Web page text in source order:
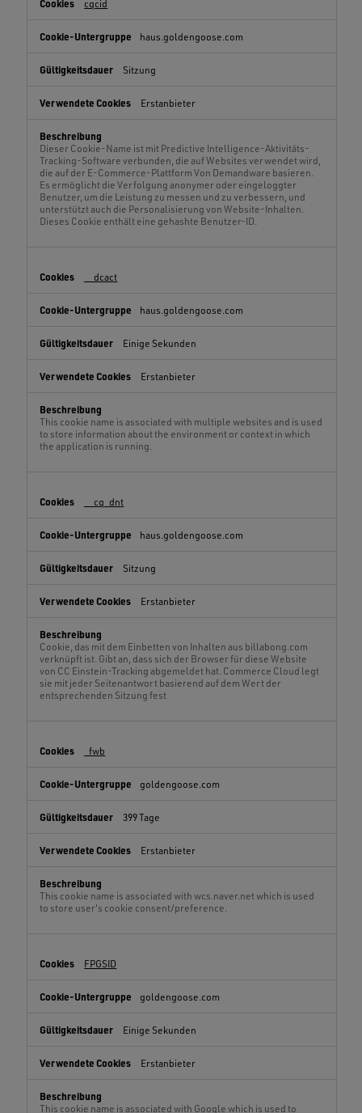
cqcid
haus.goldengoose.com
Sitzung
Erstanbieter
Dieser Cookie-Name ist mit Predictive Intelligence-Aktivitäts-
Tracking-Software verbunden, die auf Websites verwendet wird,
die auf der E-Commerce-Plattform Von Demandware basieren.
Es ermöglicht die Verfolgung anonymer oder eingeloggter
Benutzer, um die Leistung zu messen und zu verbessern, und
unterstützt auch die Personalisierung von Website-Inhalten.
Dieses Cookie enthält eine gehashte Benutzer-ID.
__dcact
haus.goldengoose.com
Einige Sekunden
Erstanbieter
This cookie name is associated with multiple websites and is used
to store information about the environment or context in which
the application is running.
__cq_dnt
haus.goldengoose.com
Sitzung
Erstanbieter
Cookie, das mit dem Einbetten von Inhalten aus billabong.com
verknüpft ist. Gibt an, dass sich der Browser für diese Website
von CC Einstein-Tracking abgemeldet hat. Commerce Cloud legt
sie mit jeder Seitenantwort basierend auf dem Wert der
entsprechenden Sitzung fest
_fwb
goldengoose.com
399 Tage
Erstanbieter
This cookie name is associated with wcs.naver.net which is used
to store user's cookie consent/preference.
FPGSID
goldengoose.com
Einige Sekunden
Erstanbieter
This cookie name is associated with Google which is used to